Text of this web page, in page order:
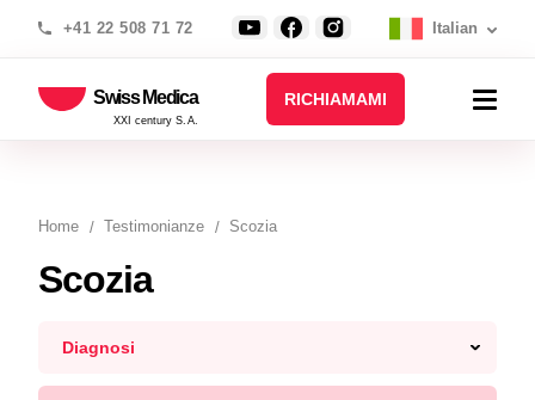
+41 22 508 71 72 Italian
Swiss Medica
XXI century S.A.
RICHIAMAMI
Home Testimonianze Scozia
Scozia
Diagnosi